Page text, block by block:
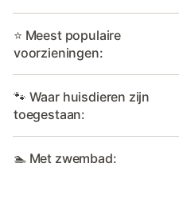
⭐ Meest populaire
voorzieningen:
🐾 Waar huisdieren zijn
toegestaan:
🏊 Met zwembad: